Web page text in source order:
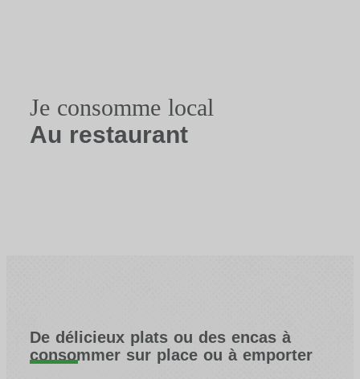
Je consomme local
Au restaurant
De délicieux plats ou des encas à
consommer sur place ou à emporter